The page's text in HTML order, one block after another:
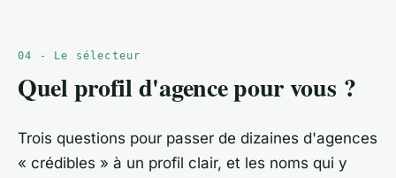
04 - Le sélecteur
Quel profil d'agence pour vous ?
Trois questions pour passer de dizaines d'agences
« crédibles » à un profil clair, et les noms qui y